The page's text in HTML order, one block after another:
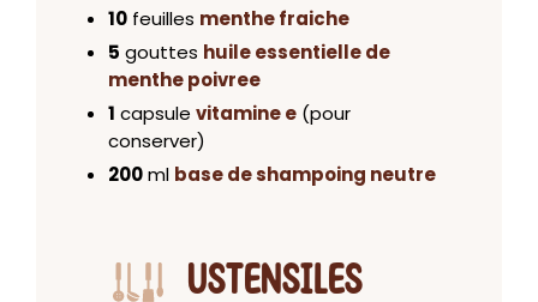
10 feuilles menthe fraiche
5 gouttes huile essentielle de
menthe poivree
1 capsule vitamine e (pour
conserver)
200ml base de shampoing neutre
USTENSILES